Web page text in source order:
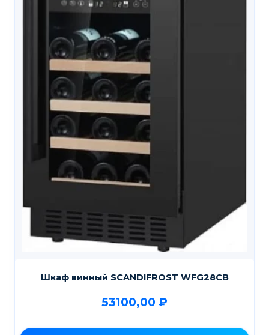
Шкаф винный SCANDIFROST WFG28CB
53100,00 ₽